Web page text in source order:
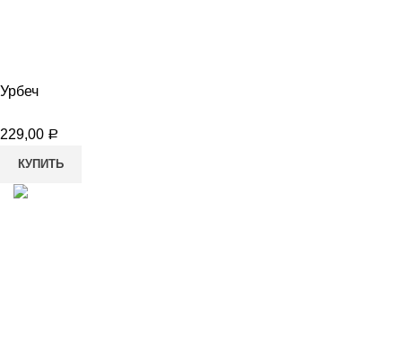
Урбеч
229,00 Р
КУПИТЬ